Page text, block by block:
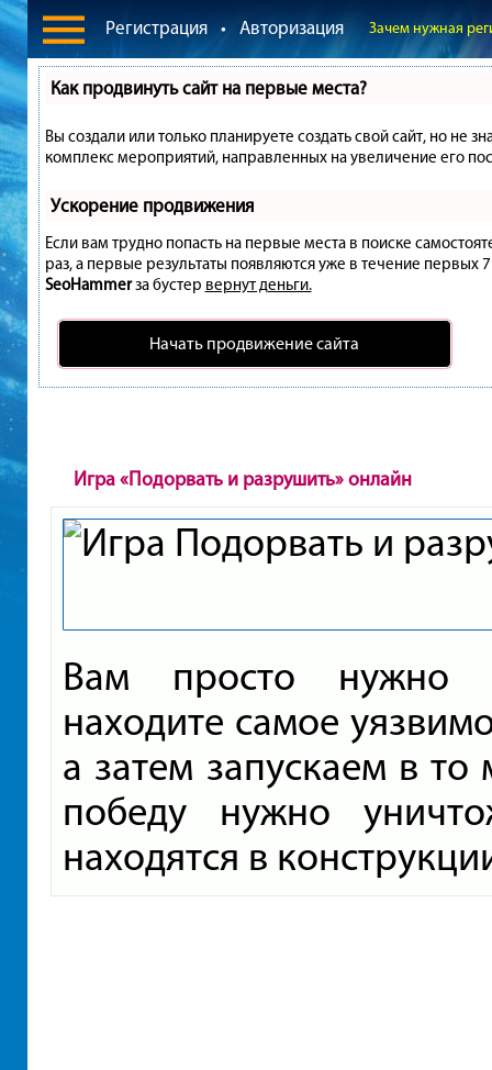
Регистрация • Авторизация Зачем нужная
Как продвинуть сайт на первые места?
Вы создали или только планируете создать свой сайт, но не
комплекс мероприятий, направленных на увеличение его
Ускорение продвижения
Если вам трудно попасть на первые места в поиске
раз, а первые результаты появляются уже в течение первых
SeoHammerза бустер вернут деньги.
Начать продвижение сайта
Игра «Подорвать и разрушить» онлайн
Вам просто нужно
находите самое
а затем запускаем в
победу нужно
находятся в